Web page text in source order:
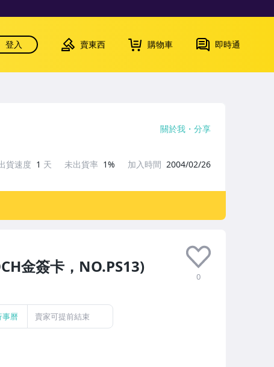
登入 賣東西 購物車 即時通
金簽卡，NO.PS13)
0
事曆 賣家可提前結束
關於我 分享
貨速度 1 天 未出貨率 1% 加入時間 2004/02/26